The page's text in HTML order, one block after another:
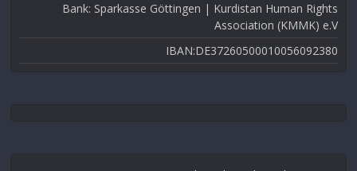
Bank: Sparkasse Göttingen | Kurdistan Human Rights
Association (KMMK) e.V
IBAN:DE37260500010056092380